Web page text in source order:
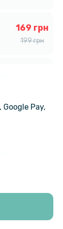
169 грн
199 грн
Pay,